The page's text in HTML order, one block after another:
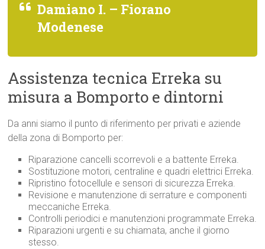
Damiano I. – Fiorano
Modenese
Assistenza tecnica Erreka su
misura a Bomporto e dintorni
Da anni siamo il punto di riferimento per privati e aziende
della zona di Bomporto per:
Riparazione cancelli scorrevoli e a battente Erreka.
Sostituzione motori, centraline e quadri elettrici Erreka.
Ripristino fotocellule e sensori di sicurezza Erreka.
Revisione e manutenzione di serrature e componenti
meccaniche Erreka.
Controlli periodici e manutenzioni programmate Erreka.
Riparazioni urgenti e su chiamata, anche il giorno
stesso.